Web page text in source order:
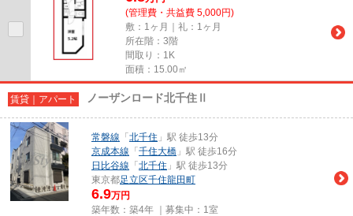
(管理費・共益費 5,000円)
敷：1ヶ月｜礼：1ヶ月
所在階：3階
間取り：1K
面積：15.00㎡
賃貸｜アパート ノーザンロード北千住Ⅱ
常磐線 「 北千住 」駅 徒歩13分
京成本線 「 千住大橋 」駅 徒歩16分
日比谷線 「 北千住 」駅 徒歩13分
東京都足立区千住龍田町
6.9万円
築年数：築4年 ｜募集中： 1室